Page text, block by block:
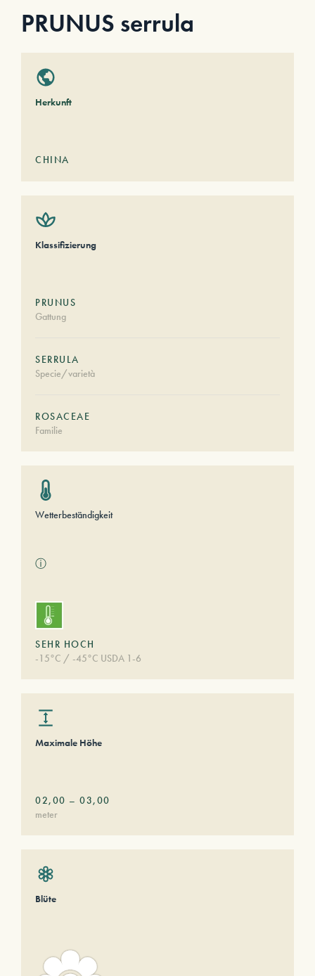
PRUNUS serrula
Herkunft
CHINA
Klassifizierung
PRUNUS
Gattung
SERRULA
Specie/varietà
ROSACEAE
Familie
Wetterbeständigkeit
ⓘ
SEHR HOCH
-15°C / -45°C USDA 1-6
Maximale Höhe
02,00 – 03,00
meter
Blüte